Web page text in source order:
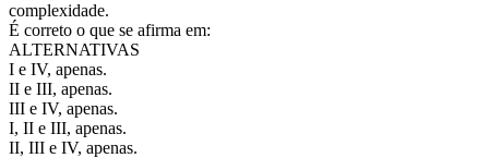
complexidade.
É correto o que se afirma em:
ALTERNATIVAS
I e IV, apenas.
II e III, apenas.
III e IV, apenas.
I, II e III, apenas.
II, III e IV, apenas.